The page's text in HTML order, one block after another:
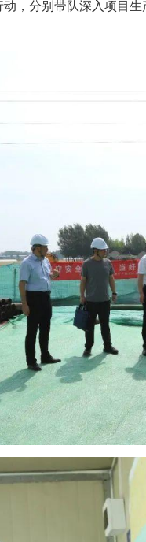
分别带队深入项目生